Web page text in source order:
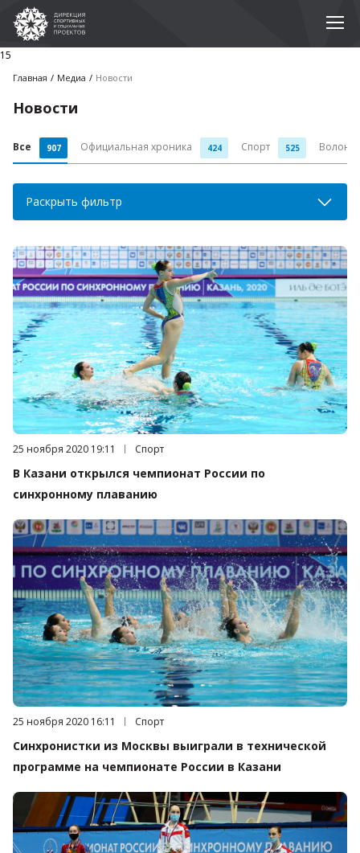
15
Главная Медиа Новости
Новости
Все 907 Официальная хроника 424 Спорт 525
Раскрыть фильтр
Дата публикации:
25 ноября 2020 19:11 Категория:
Спорт
В Казани открылся чемпионат России по
синхронному плаванию
Дата публикации:
25 ноября 2020 16:11 Категория:
Спорт
Синхронистки из Москвы выиграли в технической
программе на чемпионате России в Казани